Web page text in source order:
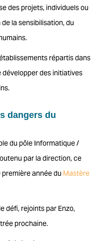
des projets, individuels ou
la sensibilisation, du
répartis dans
développer des initiatives
dangers du
du pôle Informatique /
par la direction, ce
année du Mastère
défi, rejoints par Enzo,
prochaine.